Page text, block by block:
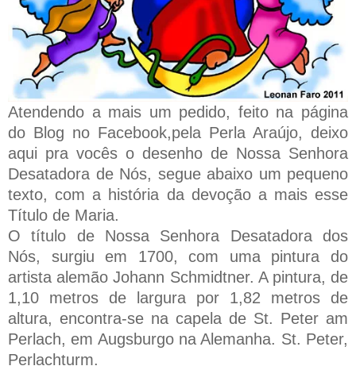
Atendendo a mais um pedido, feito na página
do Blog no Facebook,pela Perla Araújo, deixo
aqui pra vocês o desenho de Nossa Senhora
Desatadora de Nós, segue abaixo um pequeno
texto, com a história da devoção a mais esse
Título de Maria.
O título de Nossa Senhora Desatadora dos
Nós, surgiu em 1700, com uma pintura do
artista alemão Johann Schmidtner. A pintura, de
1,10 metros de largura por 1,82 metros de
altura, encontra-se na capela de St. Peter am
Perlach, em Augsburgo na Alemanha. St. Peter,
Perlachturm.